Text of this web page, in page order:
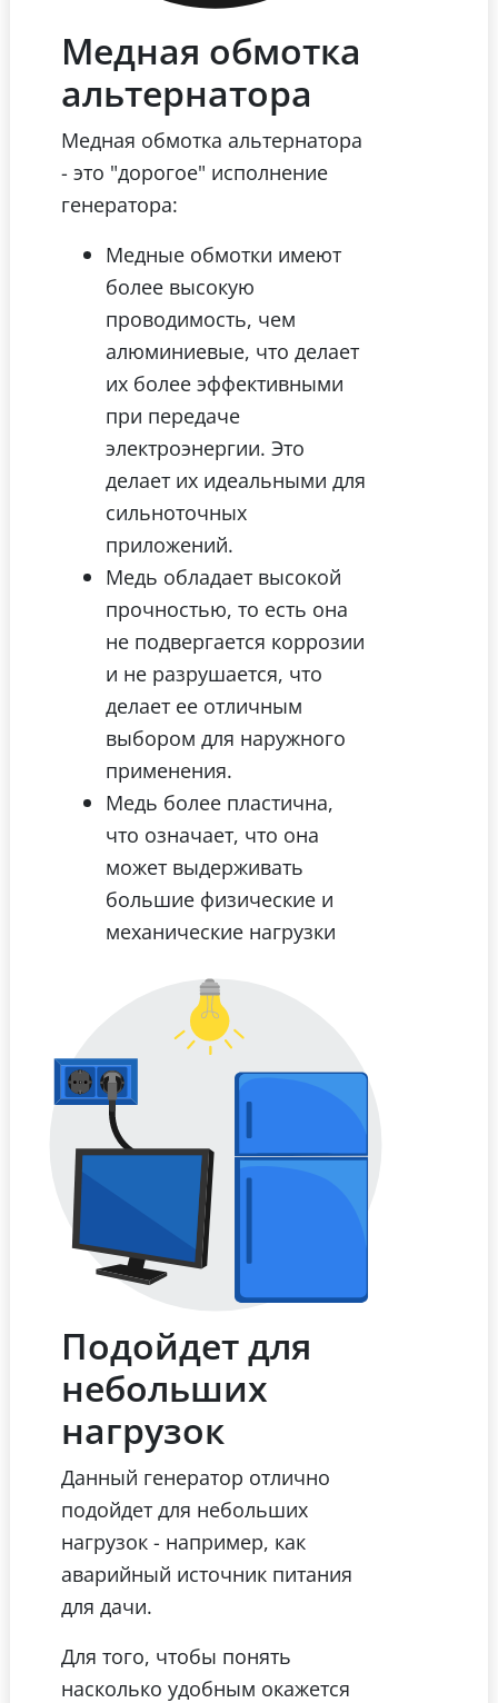
Медная обмотка
альтернатора
Медная обмотка альтернатора
- это "дорогое" исполнение
генератора:
Медные обмотки имеют
более высокую
проводимость, чем
алюминиевые, что делает
их более эффективными
при передаче
электроэнергии. Это
делает их идеальными для
сильноточных
приложений.
Медь обладает высокой
прочностью, то есть она
не подвергается коррозии
и не разрушается, что
делает ее отличным
выбором для наружного
применения.
Медь более пластична,
что означает, что она
может выдерживать
большие физические и
механические нагрузки
Подойдет для
небольших
нагрузок
Данный генератор отлично
подойдет для небольших
нагрузок - например, как
аварийный источник питания
для дачи.
Для того, чтобы понять
насколько удобным окажется